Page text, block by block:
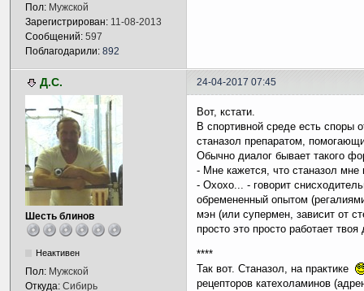
Пол: Мужской
Зарегистрирован: 11-08-2013
Сообщений: 597
Поблагодарили: 892
Д.С. 24-04-2017 07:45
Шесть блинов
Неактивен
Пол: Мужской
Откуда: Сибирь
Вот, кстати.
В спортивной среде есть споры
станазол препаратом,
Обычно диалог бывает такого
- Мне кажется, что станазол мне
- Охохо... - говорит
обремененный опытом
мэн (или супермен, зависит от
просто это просто работает
****
Так вот. Станазол, на практике
рецепторов катехоламинов